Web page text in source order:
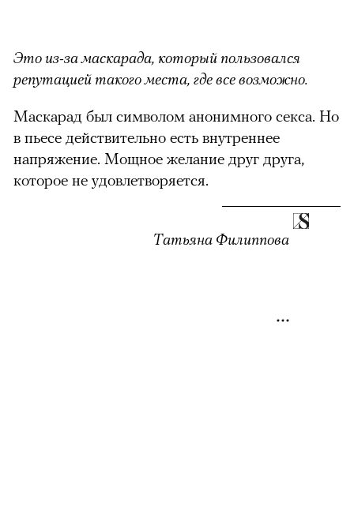
Это из-за маскарада, который пользовался
репутацией такого места, где все возможно.
Маскарад был символом анонимного секса. Но
в пьесе действительно есть внутреннее
напряжение. Мощное желание друг друга,
которое не удовлетворяется.
Татьяна Филиппова